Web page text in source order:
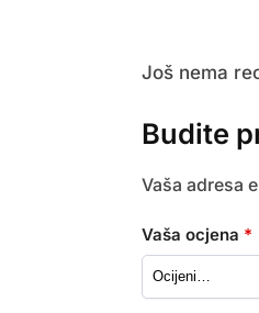
Još nema
Budite
Vaša adresa
Vaša ocjena *